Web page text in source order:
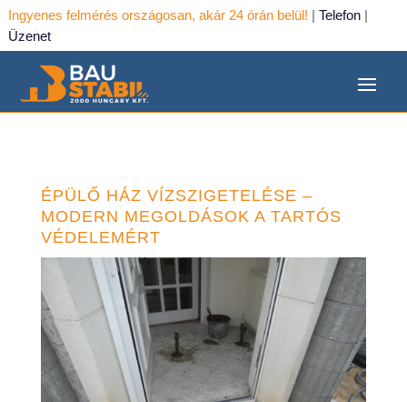
Ingyenes felmérés országosan, akár 24 órán belül! | Telefon|
Üzenet
ÉPÜLŐ HÁZ VÍZSZIGETELÉSE –
MODERN MEGOLDÁSOK A TARTÓS
VÉDELEMÉRT